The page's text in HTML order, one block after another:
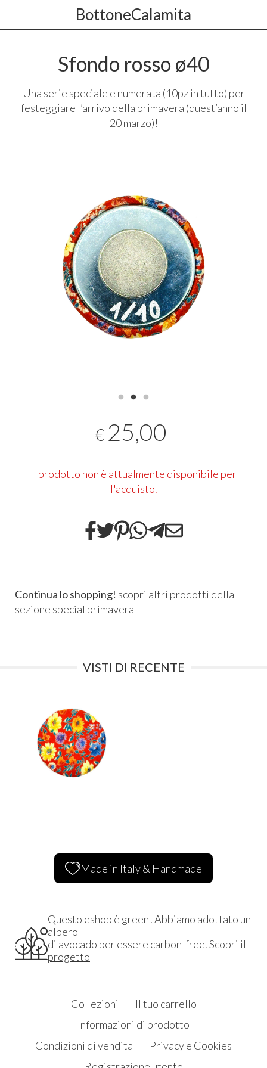
BottoneCalamita
Sfondo rosso ø40
Una serie speciale e numerata (10pz in tutto) per
festeggiare l’arrivo della primavera (quest’anno il
20 marzo)!
€ 25,00
Il prodotto non è attualmente disponibile per
l'acquisto.
Continua lo shopping! scopri altri prodotti della
sezione special primavera
VISTI DI RECENTE
Made in Italy & Handmade
Questo eshop è green! Abbiamo adottato un
albero
di avocado per essere carbon-free.Scopri il
progetto
Collezioni
Il tuo carrello
Informazioni di prodotto
Condizioni di vendita
Privacy e Cookies